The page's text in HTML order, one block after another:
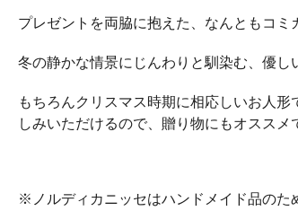
プレゼントを両脇に抱えた、なんともコミ
冬の静かな情景にじんわりと馴染む、優し
もちろんクリスマス時期に相応しいお人
しみいただけるので、贈り物にもオススメ
※ノルディカニッセはハンドメイド品のた